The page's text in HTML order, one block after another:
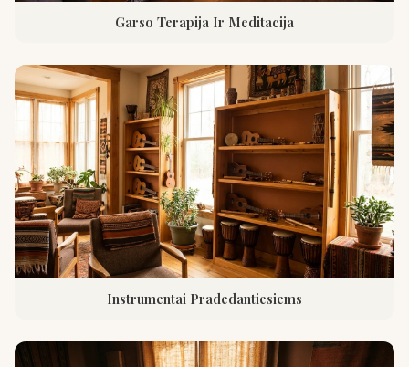
Garso Terapija Ir Meditacija
Instrumentai Pradedantiesiems